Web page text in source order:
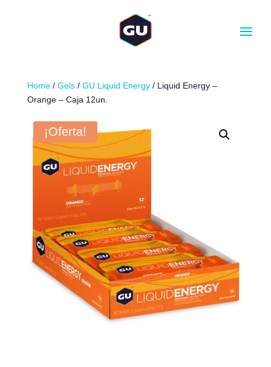
Home/ Gels/ GU Liquid Energy/ Liquid Energy –
Orange – Caja 12un.
¡Oferta!